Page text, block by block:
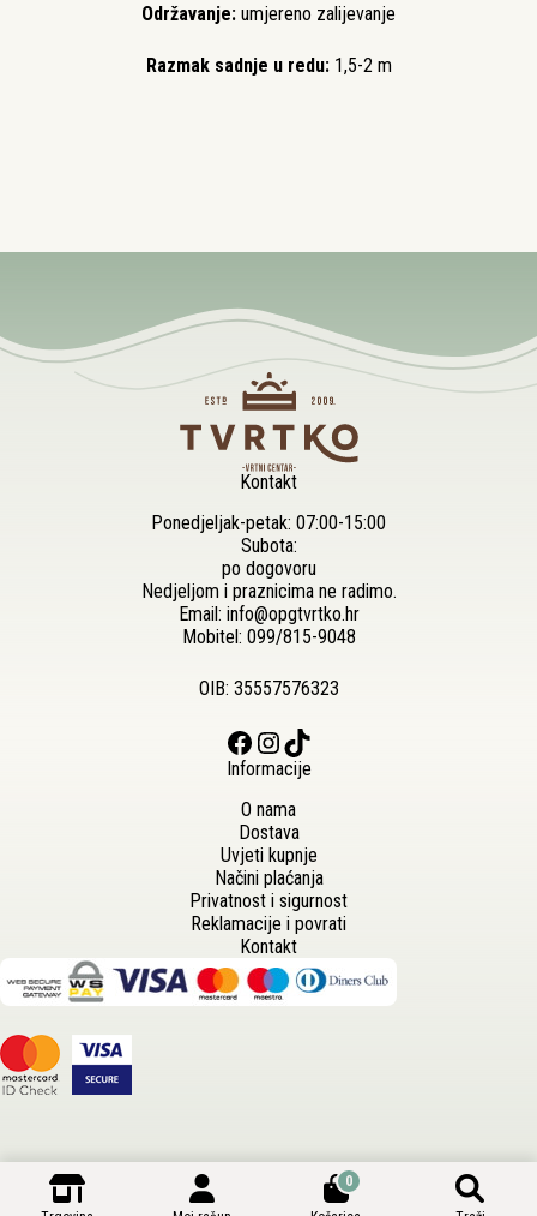
Održavanje: umjereno zalijevanje
Razmak sadnje u redu:1,5-2 m
Kontakt
Ponedjeljak-petak: 07:00-15:00
Subota:
po dogovoru
Nedjeljom i praznicima ne radimo.
Email: info@opgtvrtko.hr
Mobitel: 099/815-9048
OIB: 35557576323
Facebook Instagram TikTok
Informacije
O nama
Dostava
Uvjeti kupnje
Načini plaćanja
Privatnost i sigurnost
Reklamacije i povrati
Kontakt
0